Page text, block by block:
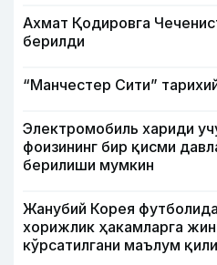
Ахмат Қодировга
берилди
“Манчестер Сити”
Электромобиль хариди
фоизининг бир қисми
берилиши мумкин
Жанубий Корея
хорижлик ҳакамларга
кўрсатилгани маълум